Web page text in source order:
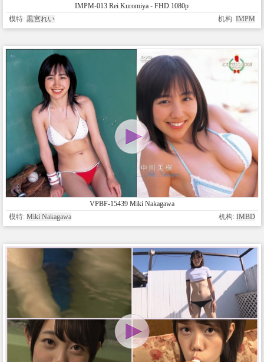
IMPM-013 Rei Kuromiya - FHD 1080p
模特: 黒宮れい 机构: IMPM
VPBF-15439 Miki Nakagawa
模特: Miki Nakagawa 机构: IMBD